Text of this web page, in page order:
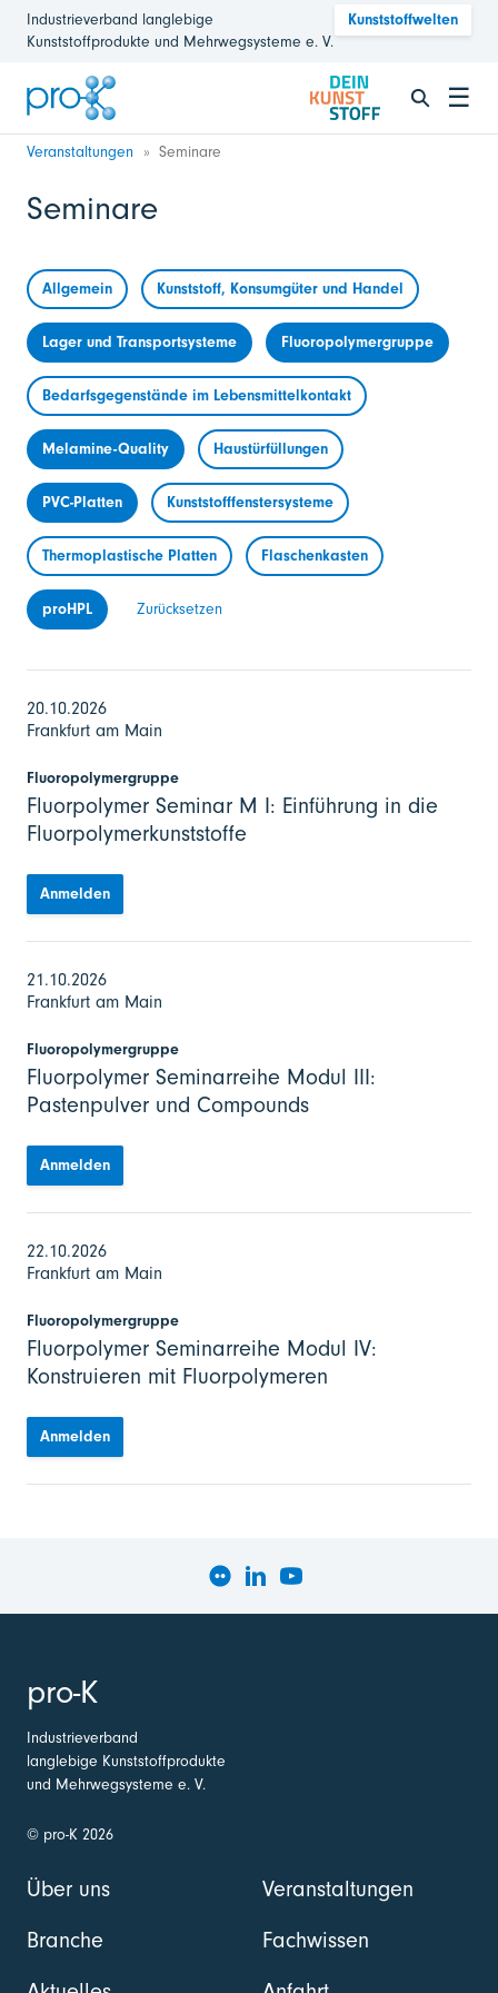
Industrieverband langlebige
Kunststoffprodukte und Mehrwegsysteme e. V.
Kunststoffwelten
☰
Veranstaltungen Seminare
Seminare
Allgemein Kunststoff, Konsumgüter und Handel
Lager und Transportsysteme Fluoropolymergruppe
Bedarfsgegenstände im Lebensmittelkontakt
Melamine-Quality Haustürfüllungen
PVC-Platten Kunststofffenstersysteme
Thermoplastische Platten Flaschenkasten
proHPL Zurücksetzen
20.10.2026
Frankfurt am Main
Fluoropolymergruppe
Fluorpolymer Seminar M I: Einführung in die
Fluorpolymerkunststoffe
Anmelden
21.10.2026
Frankfurt am Main
Fluoropolymergruppe
Fluorpolymer Seminarreihe Modul III:
Pastenpulver und Compounds
Anmelden
22.10.2026
Frankfurt am Main
Fluoropolymergruppe
Fluorpolymer Seminarreihe Modul IV:
Konstruieren mit Fluorpolymeren
Anmelden
pro-K
Industrieverband
langlebige Kunststoffprodukte
und Mehrwegsysteme e. V.
© pro-K 2026
Über uns
Branche
Veranstaltungen
Fachwissen